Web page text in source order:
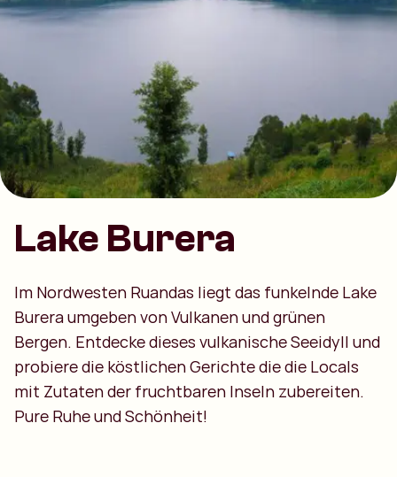
Lake Burera
Im Nordwesten Ruandas liegt das funkelnde Lake
Burera umgeben von Vulkanen und grünen
Bergen. Entdecke dieses vulkanische Seeidyll und
probiere die köstlichen Gerichte die die Locals
mit Zutaten der fruchtbaren Inseln zubereiten.
Pure Ruhe und Schönheit!